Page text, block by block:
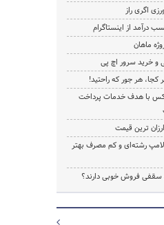
اگری راز
درآمد از اینستاگرام
ماهان
کجا، هر جور که راحتید!
با هدف خدمات پرداخت
ترین قیمت
رشته‌ای و کم مصرف بهتر
سقفی فروش خوبی دارند؟